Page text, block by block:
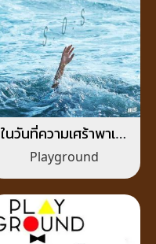
ในวันที่ความเศร้าพาเรา
มาทะเล (S.O.S)
Playground